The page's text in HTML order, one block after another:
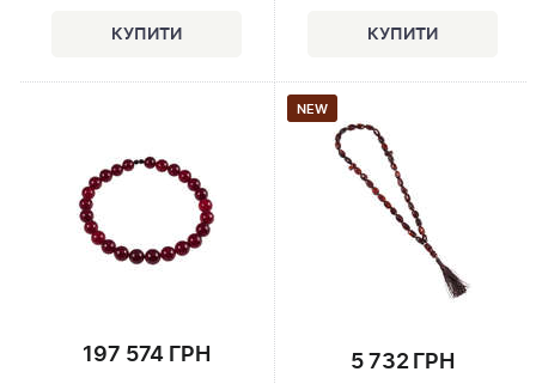
197 574 ГРН
NEW
5 732 ГРН